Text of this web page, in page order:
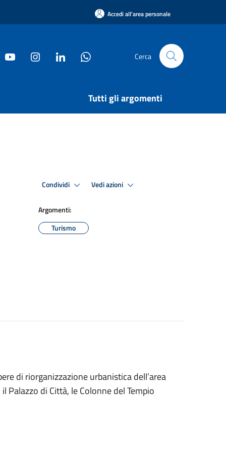
Accedi all'area personale
Cerca
Tutti gli argomenti
Condividi Vedi azioni
Argomenti:
Turismo
di riorganizzazione urbanistica dell’area
Palazzo di Città, le Colonne del Tempio